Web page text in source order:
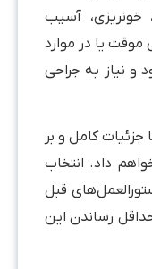
خونریزی، آسیب
یا در موارد
و نیاز به جراحی
جزئیات کامل و بر
داد. انتخاب
قبل
رساندن این